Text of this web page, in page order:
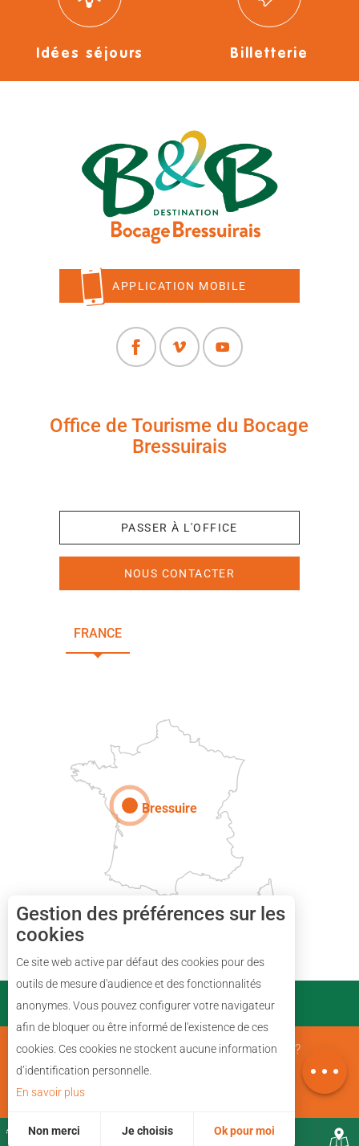
Description
Carte
Idées séjours Billetterie
APPLICATION MOBILE
Office de Tourisme du Bocage
Bressuirais
PASSER À L'OFFICE
NOUS CONTACTER
FRANCE
Bressuire
PARTENAIRES
Mentions Légales Qui sommes nous ?
Gestion des préférences sur les
cookies
Ce site web active par défaut des cookies pour des
outils de mesure d'audience et des fonctionnalités
anonymes. Vous pouvez configurer votre navigateur
afin de bloquer ou être informé de l'existence de ces
cookies. Ces cookies ne stockent aucune information
d’identification personnelle.
En savoir plus
Non merci Je choisis Ok pour moi